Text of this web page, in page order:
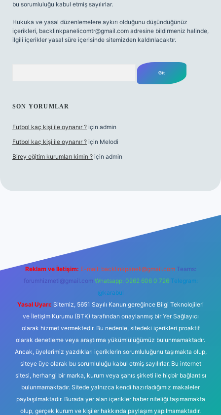
bu sorumluluğu kabul etmiş sayılırlar.
Hukuka ve yasal düzenlemelere aykırı olduğunu düşündüğünüz
içerikleri, backlinkpanelicomtr@gmail.com adresine bildirmeniz halinde,
ilgili içerikler yasal süre içerisinde sitemizden kaldırılacaktır.
SON YORUMLAR
Futbol kaç kişi ile oynanır ? için admin
Futbol kaç kişi ile oynanır ? için Melodi
Birey eğitim kurumları kimin ? için admin
Reklam ve İletişim: E-mail: backlinkpaneli@gmail.com Teams:
forumhizmeti@gmail.com Whatsapp: 0262 606 0 726 Telegram:
@karabul
Yasal Uyarı: Sitemiz, 5651 Sayılı Kanun gereğince Bilgi Teknolojileri
ve İletişim Kurumu (BTK) tarafından onaylanmış bir Yer Sağlayıcı
olarak hizmet vermektedir. Bu nedenle, sitedeki içerikleri proaktif
olarak denetleme veya araştırma yükümlülüğümüz bulunmamaktadır.
Ancak, üyelerimiz yazdıkları içeriklerin sorumluluğunu taşımakta olup,
siteye üye olarak bu sorumluluğu kabul etmiş sayılırlar. Bu internet
sitesi, herhangi bir marka, kurum veya şahıs şirketi ile hiçbir bağlantısı
bulunmamaktadır. Sitede yalnızca kendi hazırladığımız makaleler
paylaşılmaktadır. Burada yer alan içerikler haber niteliği taşımamakta
olup, gerçek kurum ve kişiler hakkında paylaşım yapılmamaktadır.